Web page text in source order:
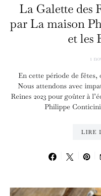
La Galette des
par La maison
et les
1
En cette période de
Nous attendons avec
Reines 2023 pour goûter à
Philippe Conticini
LIRE